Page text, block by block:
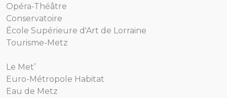
Opéra-Théâtre
Conservatoire
École Supérieure d'Art de Lorraine
Tourisme-Metz
Le Met’
Euro-Métropole Habitat
Eau de Metz